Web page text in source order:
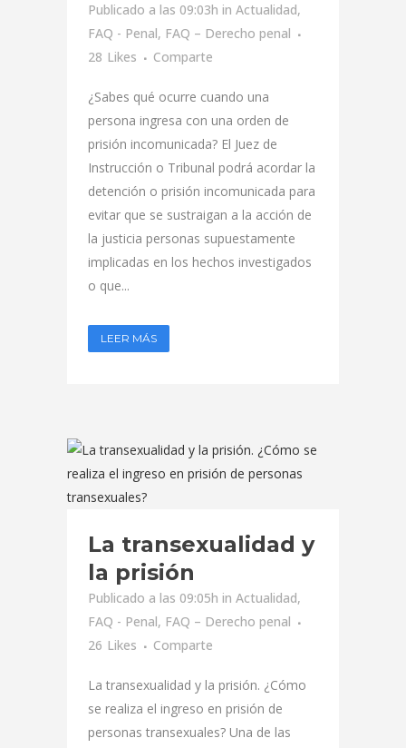
Publicado a las 09:03h in Actualidad,
FAQ - Penal, FAQ – Derecho penal
28 Likes Comparte
¿Sabes qué ocurre cuando una
persona ingresa con una orden de
prisión incomunicada? El Juez de
Instrucción o Tribunal podrá acordar la
detención o prisión incomunicada para
evitar que se sustraigan a la acción de
la justicia personas supuestamente
implicadas en los hechos investigados
o que...
LEER MÁS
La transexualidad y
la prisión
Publicado a las 09:05h in Actualidad,
FAQ - Penal, FAQ – Derecho penal
26 Likes Comparte
La transexualidad y la prisión. ¿Cómo
se realiza el ingreso en prisión de
personas transexuales? Una de las